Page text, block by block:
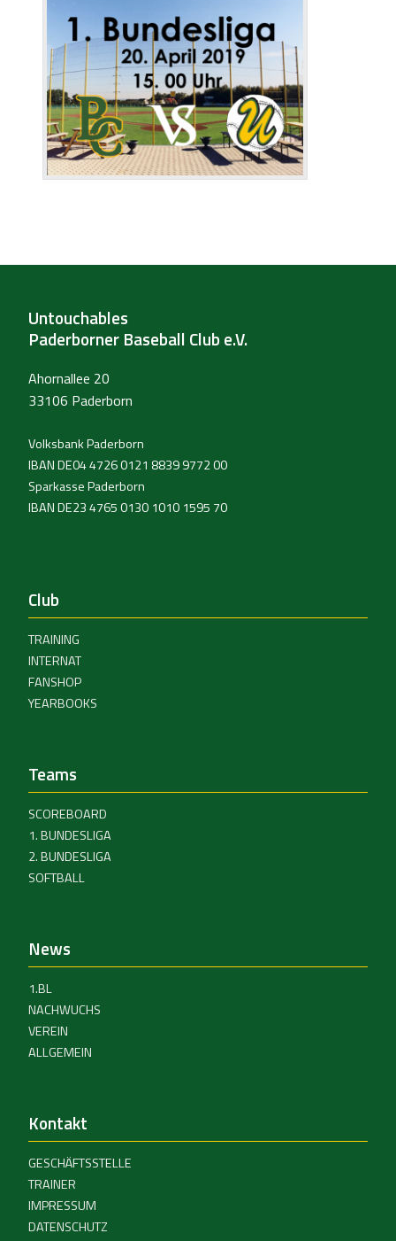
Untouchables
Paderborner Baseball Club e.V.
Ahornallee 20
33106 Paderborn
Volksbank Paderborn
IBAN DE04 4726 0121 8839 9772 00
Sparkasse Paderborn
IBAN DE23 4765 0130 1010 1595 70
Club
TRAINING
INTERNAT
FANSHOP
YEARBOOKS
Teams
SCOREBOARD
1. BUNDESLIGA
2. BUNDESLIGA
SOFTBALL
News
1.BL
NACHWUCHS
VEREIN
ALLGEMEIN
Kontakt
GESCHÄFTSSTELLE
TRAINER
IMPRESSUM
DATENSCHUTZ